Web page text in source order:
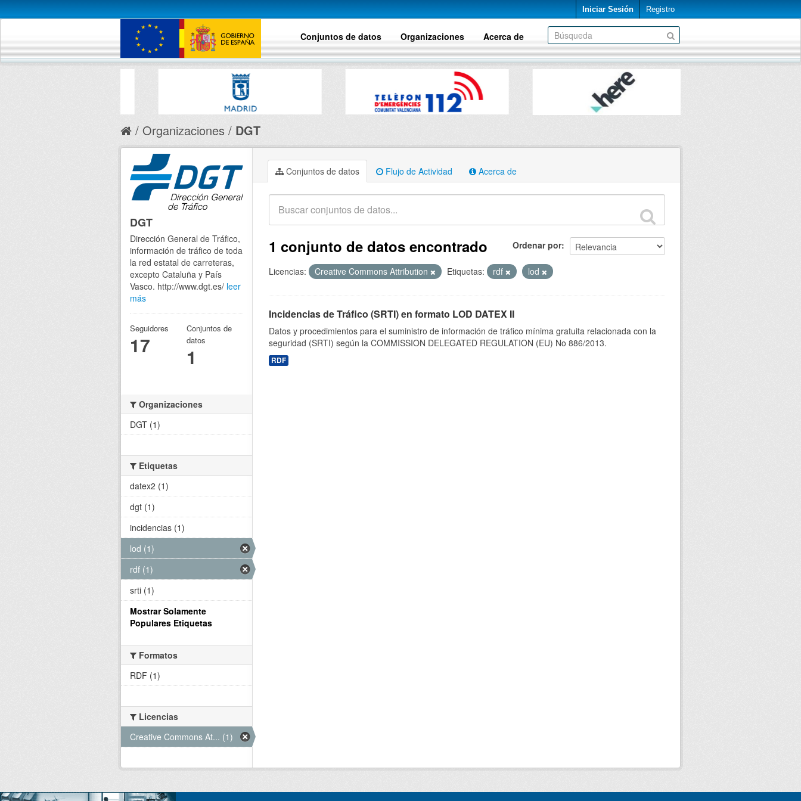
Iniciar Sesión Registro
Conjuntos de datos Organizaciones Acerca de
Organizaciones DGT
Conjuntos de datos Flujo de Actividad Acerca de
Ordenar por
1 conjunto de datos encontrado
Licencias: Creative Commons Attribution Etiquetas: rdf lod
Incidencias de Tráfico (SRTI) en formato LOD DATEX II
Datos y procedimientos para el suministro de información de tráfico mínima gratuita relacionada con la
seguridad (SRTI) según la COMMISSION DELEGATED REGULATION (EU) No 886/2013.
RDF
DGT
Dirección General de Tráfico,
información de tráfico de toda
la red estatal de carreteras,
excepto Cataluña y País
Vasco. http://www.dgt.es/ leer
más
Seguidores
17
Conjuntos de
datos
1
Organizaciones
DGT (1)
Etiquetas
datex2 (1)
dgt (1)
incidencias (1)
lod (1)
rdf (1)
srti (1)
Mostrar Solamente
Populares Etiquetas
Formatos
RDF (1)
Licencias
Creative Commons At... (1)